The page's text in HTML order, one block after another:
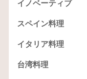
イノベーティブ
スペイン料理
イタリア料理
台湾料理